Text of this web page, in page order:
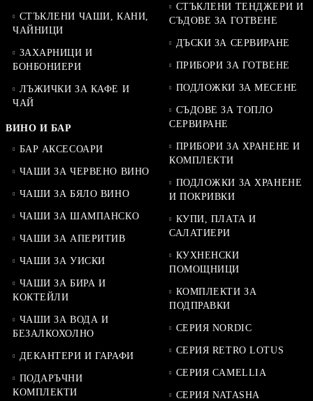
СТЪКЛЕНИ ЧАШИ, КАНИ,
ЧАЙНИЦИ
ЗАХАРНИЦИ И
БОНБОНИЕРИ
ЛЪЖИЧКИ ЗА КАФЕ И
ЧАЙ
ВИНО И БАР
БАР АКСЕСОАРИ
ЧАШИ ЗА ЧЕРВЕНО ВИНО
ЧАШИ ЗА БЯЛО ВИНО
ЧАШИ ЗА ШАМПАНСКО
ЧАШИ ЗА АПЕРИТИВ
ЧАШИ ЗА УИСКИ
ЧАШИ ЗА БИРА И
КОКТЕЙЛИ
ЧАШИ ЗА ВОДА И
БЕЗАЛКОХОЛНО
ДЕКАНТЕРИ И ГАРАФИ
ПОДАРЪЧНИ
КОМПЛЕКТИ
СТЪКЛЕНИ ТЕНДЖЕРИ И
СЪДОВЕ ЗА ГОТВЕНЕ
ДЪСКИ ЗА СЕРВИРАНЕ
ПРИБОРИ ЗА ГОТВЕНЕ
ПОДЛОЖКИ ЗА МЕСЕНЕ
СЪДОВЕ ЗА ТОПЛО
СЕРВИРАНЕ
ПРИБОРИ ЗА ХРАНЕНЕ И
КОМПЛЕКТИ
ПОДЛОЖКИ ЗА ХРАНЕНЕ
И ПОКРИВКИ
КУПИ, ПЛАТА И
САЛАТИЕРИ
КУХНЕНСКИ
ПОМОЩНИЦИ
КОМПЛЕКТИ ЗА
ПОДПРАВКИ
СЕРИЯ NORDIC
СЕРИЯ RETRO LOTUS
СЕРИЯ CAMELLIA
СЕРИЯ NATASHA